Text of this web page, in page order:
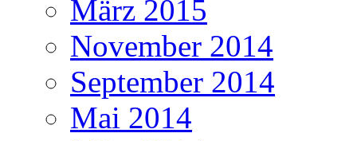
März 2015
November 2014
September 2014
Mai 2014